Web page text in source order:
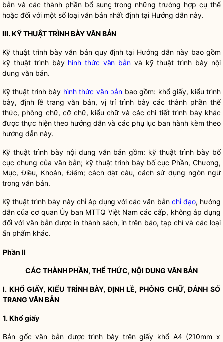
bản và các thành phần bổ sung trong những trường hợp cụ thể
hoặc đối với một số loại văn bản nhất định tại Hướng dẫn này.
III. KỸ THUẬT TRÌNH BÀY VĂN BẢN
Kỹ thuật trình bày văn bản quy định tại Hướng dẫn này bao gồm
kỹ thuật trình bày hình thức văn bảnvà kỹ thuật trình bày nội
dung văn bản.
Kỹ thuật trình bày hình thức văn bản bao gồm: khổ giấy, kiểu trình
bày, định lề trang văn bản, vị trí trình bày các thành phần thể
thức, phông chữ, cỡ chữ, kiểu chữ và các chi tiết trình bày khác
được thực hiện theo hướng dẫn và các phụ lục ban hành kèm theo
hướng dẫn này.
Kỹ thuật trình bày nội dung văn bản gồm: kỹ thuật trình bày bố
cục chung của văn bản; kỹ thuật trình bày bố cục Phần, Chương,
Mục, Điều, Khoản, Điểm; cách đặt câu, cách sử dụng ngôn ngữ
trong văn bản.
Kỹ thuật trình bày này chỉ áp dụng với các văn bản chỉ đạo, hướng
dẫn của cơ quan Ủy ban MTTQ Việt Nam các cấp, không áp dụng
đối với văn bản được in thành sách, in trên báo, tạp chí và các loại
ấn phẩm khác.
Phần II
CÁC THÀNH PHẦN, THỂ THỨC, NỘI DUNG VĂN BẢN
I. KHỔ GIẤY, KIỂU TRÌNH BÀY, ĐỊNH LỀ, PHÔNG CHỮ, ĐÁNH SỐ
TRANG VĂN BẢN
1. Khổ giấy
Bản gốc văn bản được trình bày trên giấy khổ A4 (210mm x